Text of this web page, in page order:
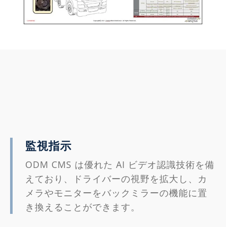
監視指示
ODM CMS は優れた AI ビデオ認識技術を備
えており、ドライバーの視野を拡大し、カ
メラやモニターをバックミラーの機能に置
き換えることができます。